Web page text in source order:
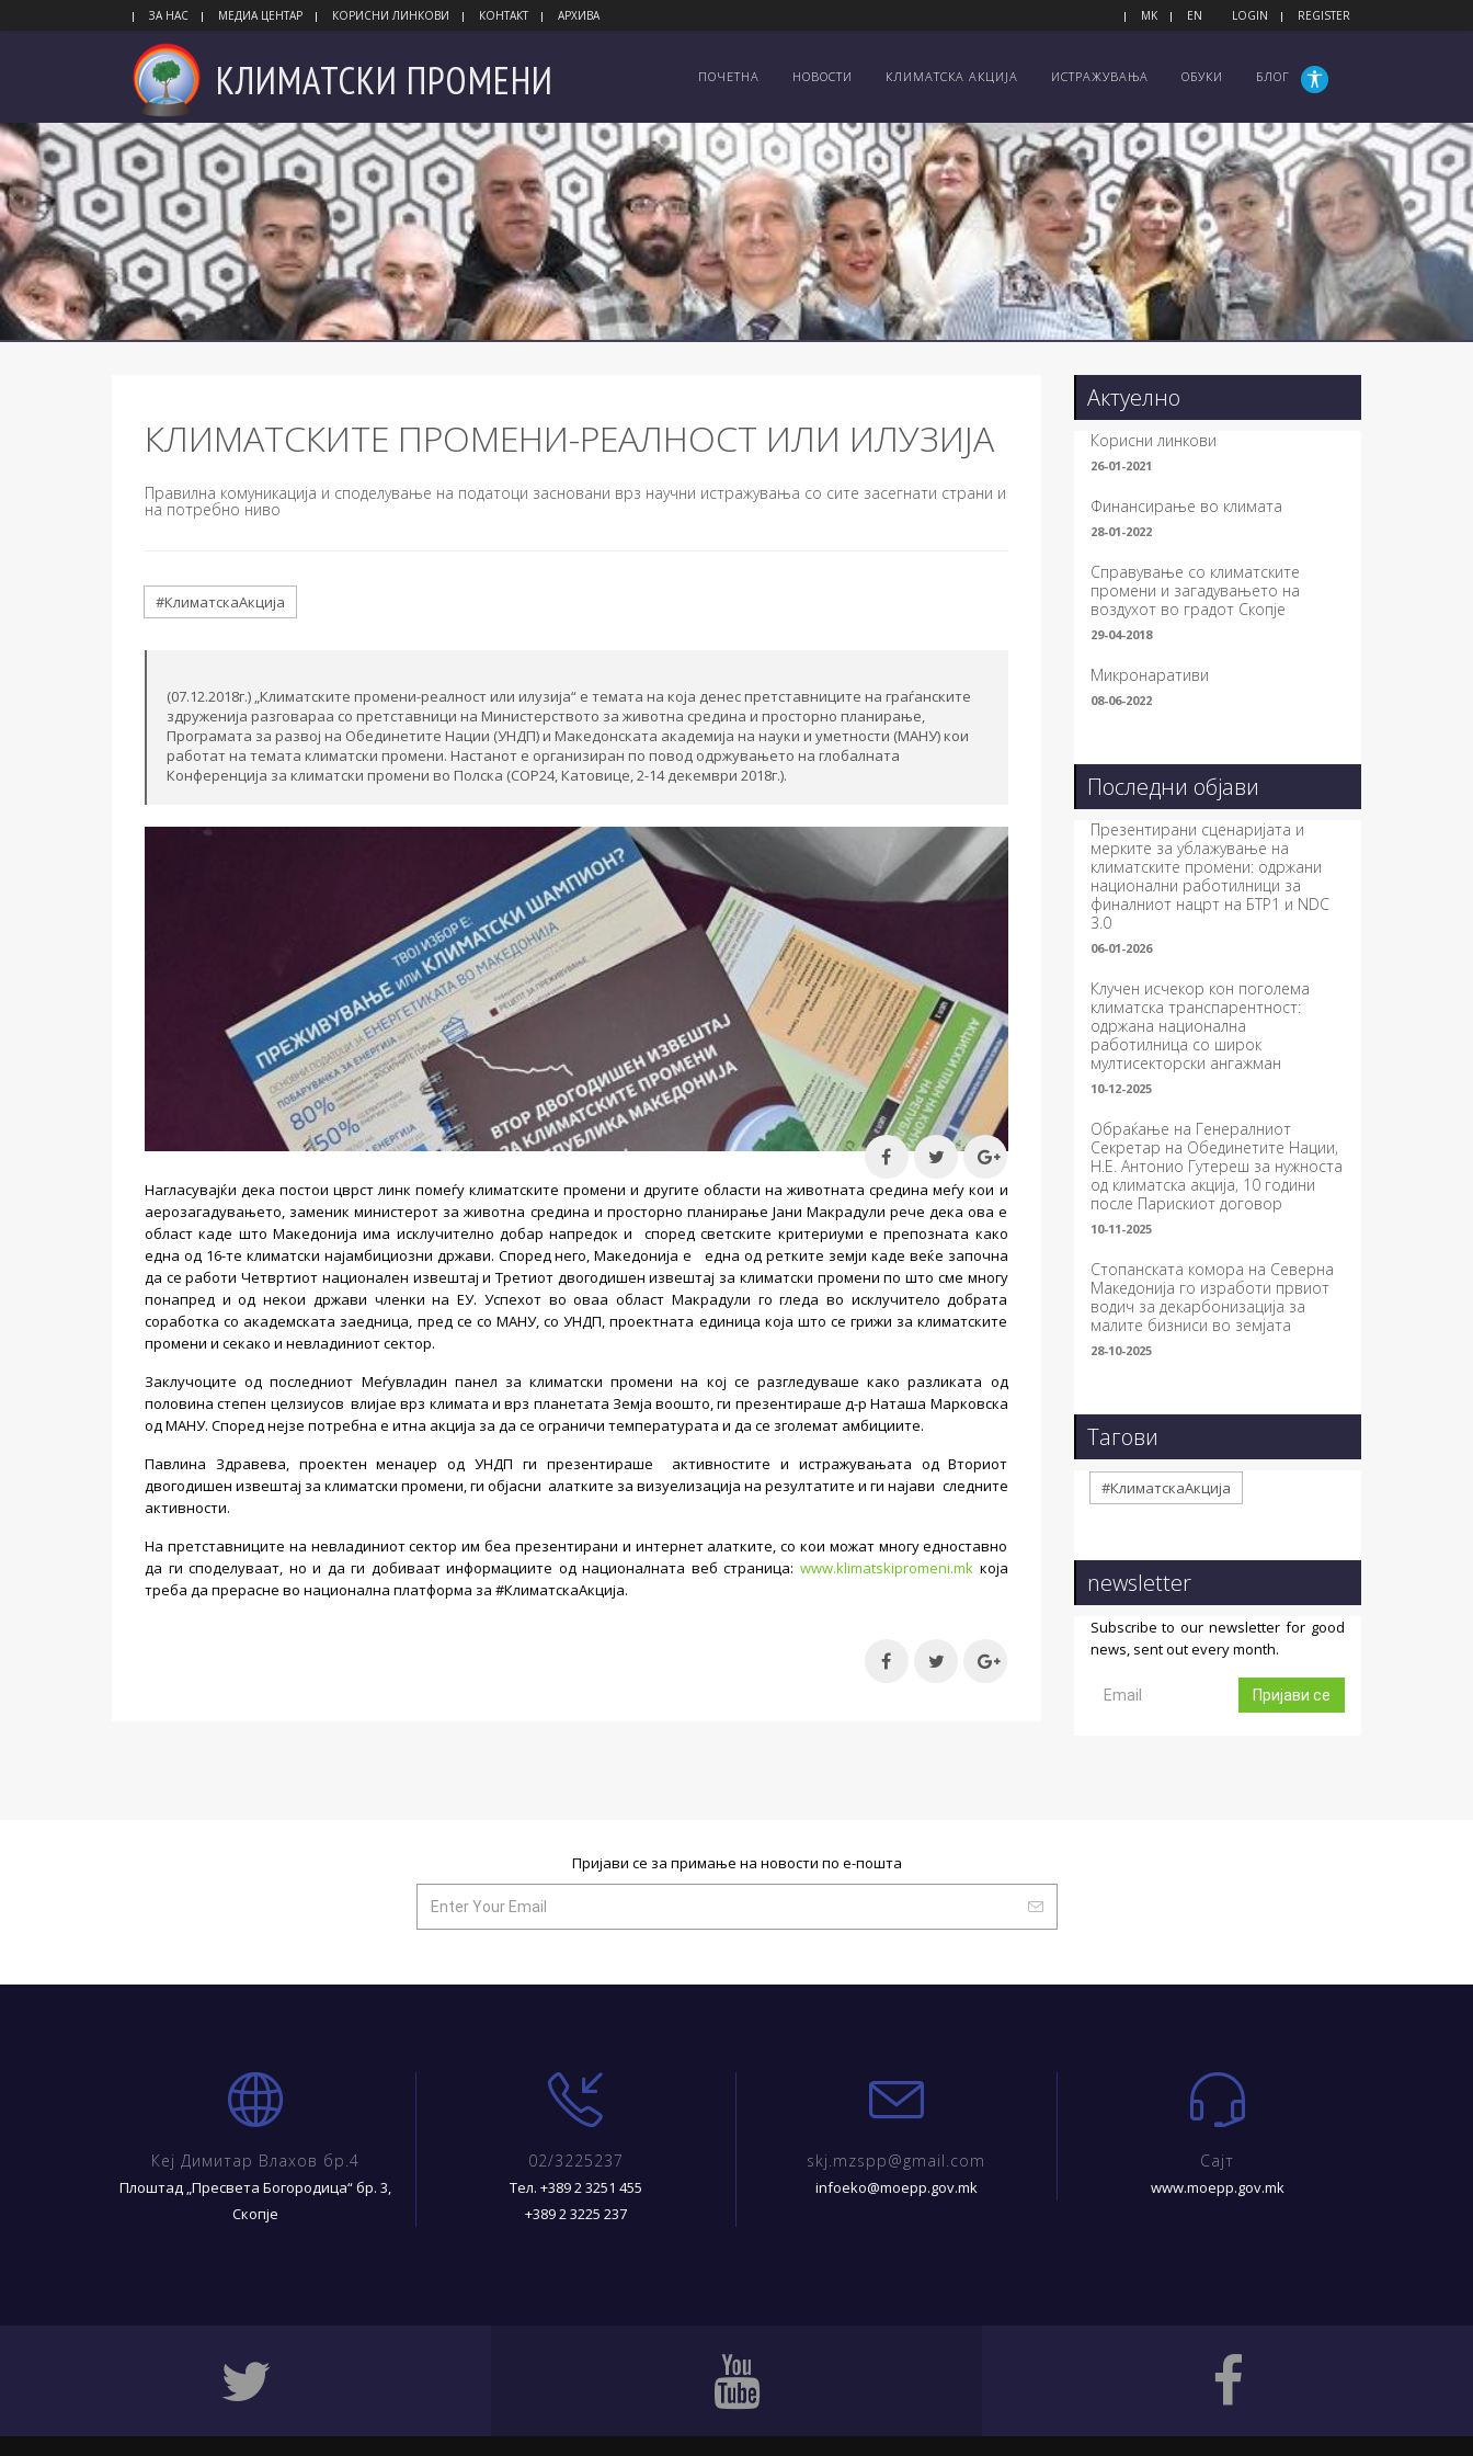
ЗА НАС МЕДИА ЦЕНТАР КОРИСНИ ЛИНКОВИ КОНТАКТ АРХИВА MK EN LOGIN REGISTER
КЛИМАТСКИ ПРОМЕНИ ПОЧЕТНА НОВОСТИ КЛИМАТСКА АКЦИЈА ИСТРАЖУВАЊА ОБУКИ БЛОГ
КЛИМАТСКИТЕ ПРОМЕНИ-РЕАЛНОСТ ИЛИ ИЛУЗИЈА
Правилна комуникација и споделување на податоци засновани врз научни истражувања со сите засегнати страни и
на потребно ниво
#КлиматскаАкција
(07.12.2018г.) „Климатските промени-реалност или илузија“ е темата на која денес претставниците на граѓанските
здруженија разговараа со претставници на Министерството за животна средина и просторно планирање,
Програмата за развој на Обединетите Нации (УНДП) и Македонската академија на науки и уметности (МАНУ) кои
работат на темата климатски промени. Настанот е организиран по повод одржувањето на глобалната
Конференција за климатски промени во Полска (СОР24, Катовице, 2-14 декември 2018г.).
Нагласувајќи дека постои цврст линк помеѓу климатските промени и другите области на животната средина меѓу кои и
аерозагадувањето, заменик министерот за животна средина и просторно планирање Јани Макрадули рече дека ова е
област каде што Македонија има исклучително добар напредок и
според светските критериуми е препозната како
една од 16-те климатски најамбициозни држави. Според него, Македонија е една од ретките земји каде веќе започна
да се работи Четвртиот национален извештај и Третиот двогодишен извештај за климатски промени по што сме многу
понапред и од некои држави членки на ЕУ. Успехот во оваа област Макрадули го гледа во исклучитело добрата
соработка со академската заедница, пред се со МАНУ, со УНДП, проектната единица која што се грижи за климатските
промени и секако и невладиниот сектор.
Заклучоците од последниот Меѓувладин панел за климатски промени на кој се разгледуваше како разликата од
половина степен целзиусов влијае врз климата и врз планетата Земја воошто, ги презентираше д-р Наташа Марковска
од МАНУ. Според нејзе потребна е итна акција за да се ограничи температурата и да се зголемат амбициите.
Павлина Здравева, проектен менаџер од УНДП ги презентираше активностите и истражувањата од Вториот
двогодишен извештај за климатски промени, ги објасни алатките за визуелизација на резултатите и ги најави следните
активности.
На претставниците на невладиниот сектор им беа презентирани и интернет алатките, со кои можат многу едноставно
да ги споделуваат, но и да ги добиваат информациите од националната веб страница: www.klimatskipromeni.mk која
треба да прерасне во национална платформа за #КлиматскаАкција.
Актуелно
Корисни линкови
26-01-2021
Финансирање во климата
28-01-2022
Справување со климатските
промени и загадувањето на
воздухот во градот Скопје
29-04-2018
Микронаративи
08-06-2022
Последни објави
Презентирани сценаријата и
мерките за ублажување на
климатските промени: одржани
национални работилници за
финалниот нацрт на БТР1 и NDC
3.0
06-01-2026
Клучен исчекор кон поголема
климатска транспарентност:
одржана национална
работилница со широк
мултисекторски ангажман
10-12-2025
Обраќање на Генералниот
Секретар на Обединетите Нации,
Н.Е. Антонио Гутереш за нужноста
од климатска акција, 10 години
после Парискиот договор
10-11-2025
Стопанската комора на Северна
Македонија го изработи првиот
водич за декарбонизација за
малите бизниси во земјата
28-10-2025
Тагови
#КлиматскаАкција
newsletter
Subscribe to our newsletter for good
news, sent out every month.
Пријави се
Пријави се за примање на новости по е-пошта
Кеј Димитар Влахов бр.4
Плоштад „Пресвета Богородица“ бр. 3,
Скопје
02/3225237
Тел. +389 2 3251 455
+389 2 3225 237
skj.mzspp@gmail.com
infoeko@moepp.gov.mk
Сајт
www.moepp.gov.mk